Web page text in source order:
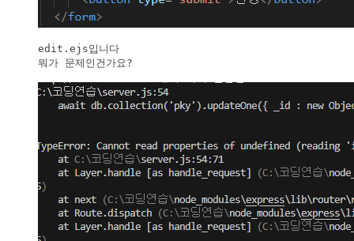
edit.ejs입니다
뭐가 문제인건가요?